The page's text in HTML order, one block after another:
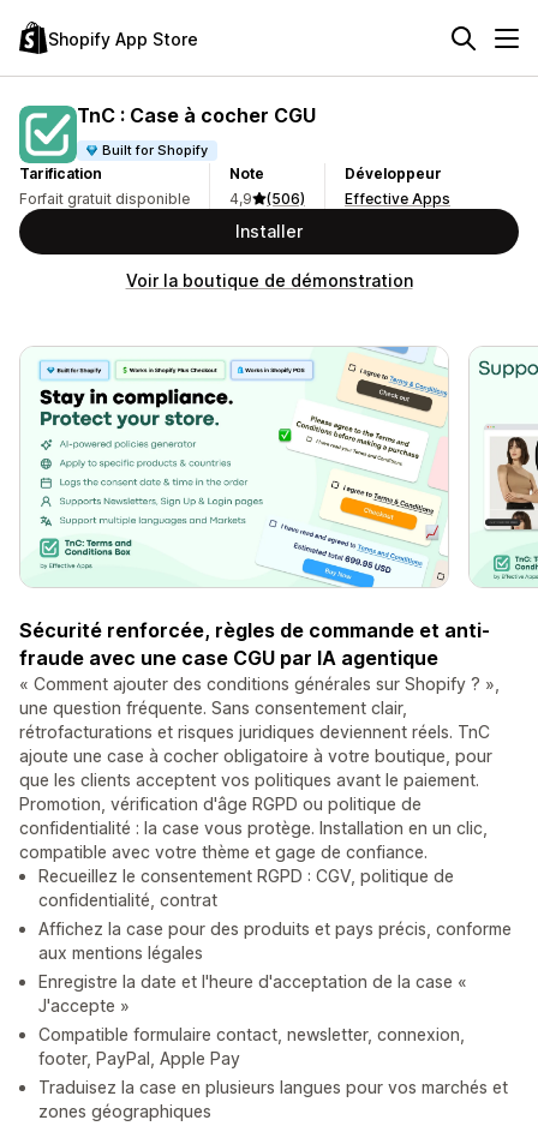
Shopify App Store
TnC : Case à cocher CGU
Built for Shopify
Tarification
Forfait gratuit disponible
Note
4,9
(506)
Développeur
Effective Apps
Installer
Voir la boutique de démonstration
Sécurité renforcée, règles de commande et anti-
fraude avec une case CGU par IA agentique
« Comment ajouter des conditions générales sur Shopify ? »,
une question fréquente. Sans consentement clair,
rétrofacturations et risques juridiques deviennent réels. TnC
ajoute une case à cocher obligatoire à votre boutique, pour
que les clients acceptent vos politiques avant le paiement.
Promotion, vérification d'âge RGPD ou politique de
confidentialité : la case vous protège. Installation en un clic,
compatible avec votre thème et gage de confiance.
Recueillez le consentement RGPD : CGV, politique de
confidentialité, contrat
Affichez la case pour des produits et pays précis, conforme
aux mentions légales
Enregistre la date et l'heure d'acceptation de la case «
J'accepte »
Compatible formulaire contact, newsletter, connexion,
footer, PayPal, Apple Pay
Traduisez la case en plusieurs langues pour vos marchés et
zones géographiques